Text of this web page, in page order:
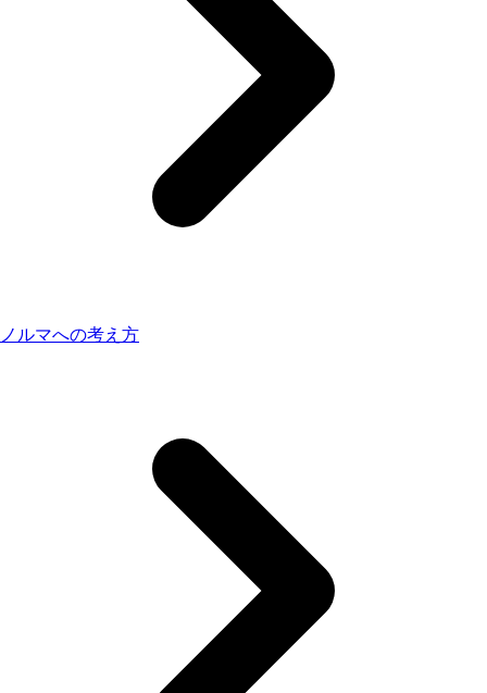
ノルマへの考え方